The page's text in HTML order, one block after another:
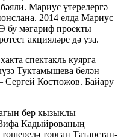
Мариус үтерелергә
2014 елда Мариус
бу мәгариф проекты
акцияләре дә уза.
спектакль куярга
Туктамышева белән
Сергей Костюжов. Байару
бер кызыклы
Кадыйрованың
торган Татарстан-